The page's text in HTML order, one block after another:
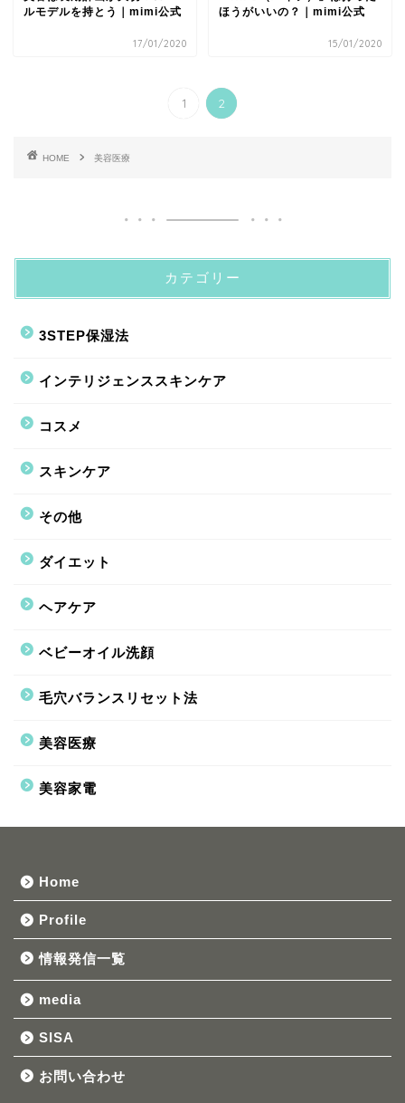
ルモデルを持とう｜mimi公式
17/01/2020
ほうがいいの？｜mimi公式
15/01/2020
1 2
HOME 美容医療
カテゴリー
3STEP保湿法
インテリジェンススキンケア
コスメ
スキンケア
その他
ダイエット
ヘアケア
ベビーオイル洗顔
毛穴バランスリセット法
美容医療
美容家電
Home
Profile
情報発信一覧
media
SISA
お問い合わせ